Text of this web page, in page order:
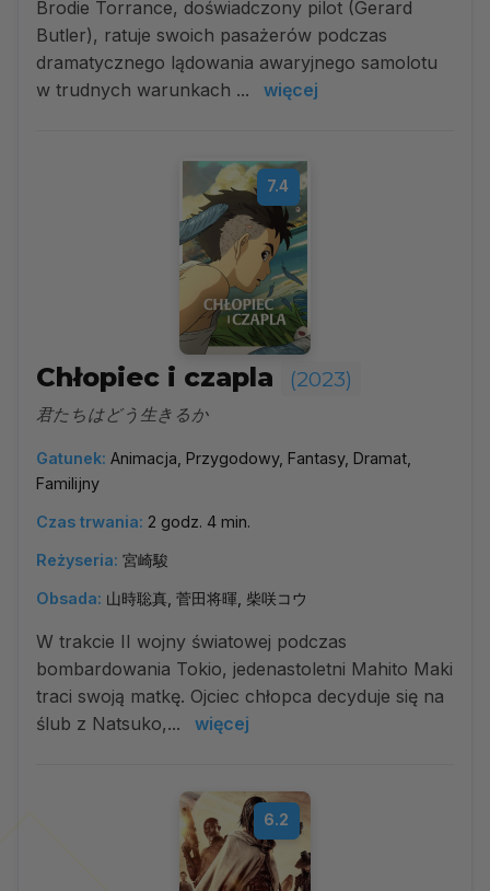
Brodie Torrance, doświadczony pilot (Gerard
Butler), ratuje swoich pasażerów podczas
dramatycznego lądowania awaryjnego samolotu
w trudnych warunkach ...
więcej
7.4
Chłopiec i czapla (2023)
君たちはどう生きるか
Gatunek: Animacja, Przygodowy, Fantasy, Dramat,
Familijny
Czas trwania: 2 godz. 4 min.
Reżyseria: 宮崎駿
Obsada: 山時聡真, 菅田将暉, 柴咲コウ
W trakcie II wojny światowej podczas
bombardowania Tokio, jedenastoletni Mahito Maki
traci swoją matkę. Ojciec chłopca decyduje się na
ślub z Natsuko,...
więcej
6.2